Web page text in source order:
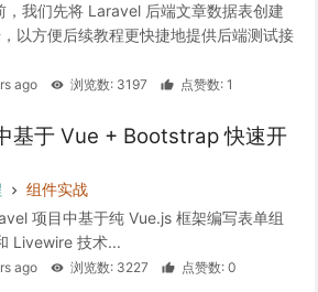
，我们先将 Laravel 后端文章数据表创建
以方便后续教程更快捷地提供后端测试接
ago 浏览数: 3197 点赞数: 1
基于 Vue + Bootstrap 快速开
组件实战
项目中基于纯 Vue.js 框架编写表单组
Livewire 技术...
ago 浏览数: 3227 点赞数: 0